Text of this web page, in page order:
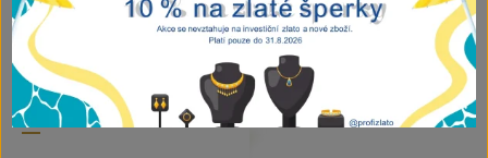
osudu“
Související produkty